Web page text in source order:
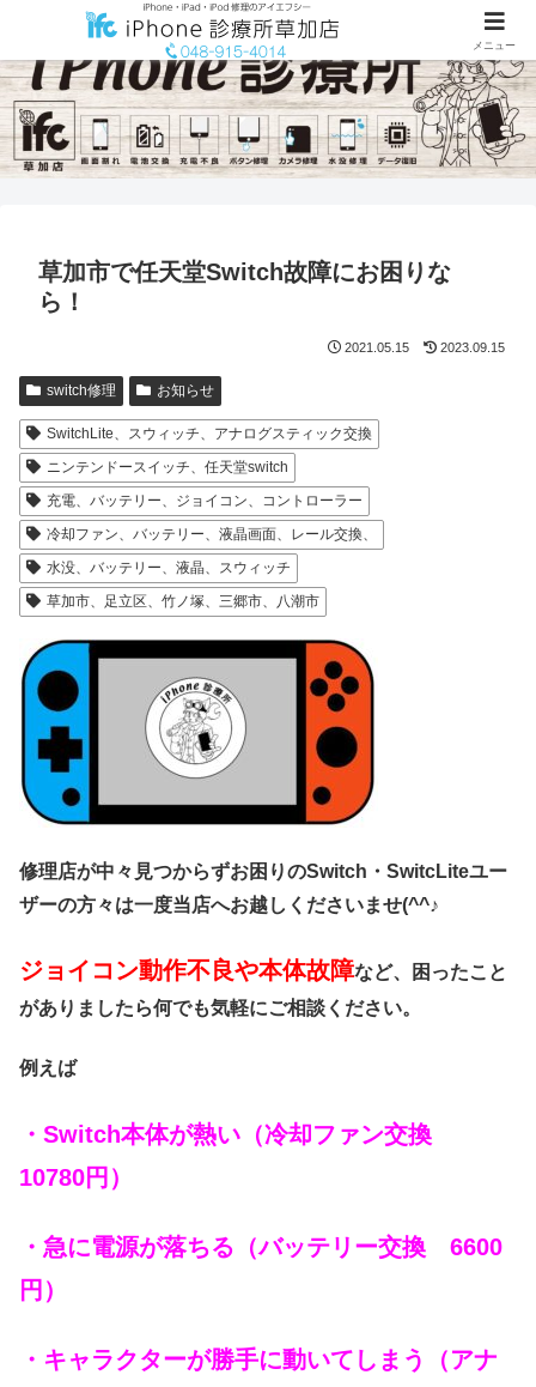
草加市で任天堂Switch故障にお困りな
ら！
2021.05.15 2023.09.15
switch修理 お知らせ
SwitchLite、スウィッチ、アナログスティック交換
ニンテンドースイッチ、任天堂switch
充電、バッテリー、ジョイコン、コントローラー
冷却ファン、バッテリー、液晶画面、レール交換、
水没、バッテリー、液晶、スウィッチ
草加市、足立区、竹ノ塚、三郷市、八潮市
修理店が中々見つからずお困りのSwitch・SwitcLiteユー
ザーの方々は一度当店へお越しくださいませ(^^♪
ジョイコン動作不良や本体故障など、困ったこと
がありましたら何でも気軽にご相談ください。
例えば
・Switch本体が熱い（冷却ファン交換
10780円）
・急に電源が落ちる（バッテリー交換 6600
円）
・キャラクターが勝手に動いてしまう（アナ
メニュー